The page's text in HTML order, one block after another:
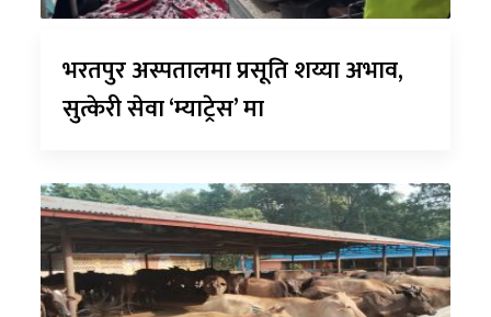
भरतपुर अस्पतालमा प्रसूति शय्या अभाव,
सुत्केरी सेवा ‘म्याट्रेस’ मा